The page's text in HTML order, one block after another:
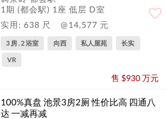
1期 (都会駅) 1座 低层 D室
实用: 638 尺
@14,577 元
3 房 , 2 浴室 向西 私人屋苑 长实
VR
售 $930 万元
100%真盘 池景3房2厕 性价比高 四通八
达 一减再减